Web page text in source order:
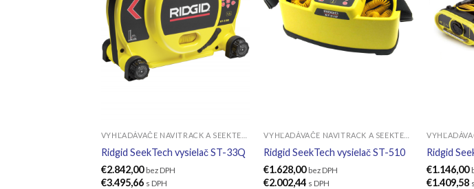
Ridgid SeekTech vysielač ST-33Q
€2.842,00 bez DPH
€3.495,66 s DPH
Ridgid SeekTech vysielač ST-510
€1.628,00 bez DPH
€2.002,44 s DPH
Ridgid
€1.146,00
€1.409,58